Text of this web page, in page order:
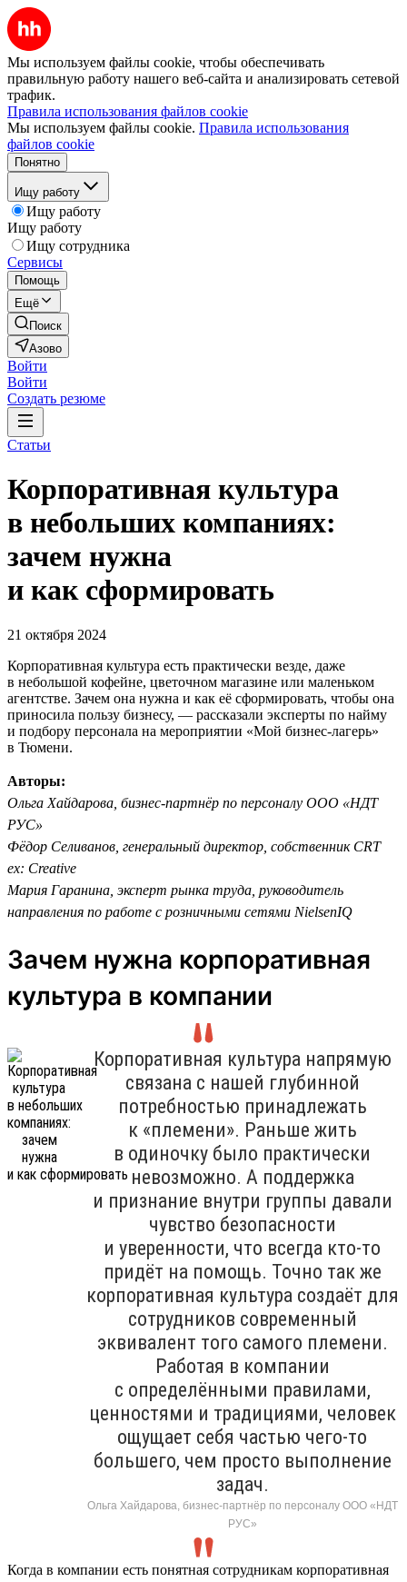
Мы используем файлы cookie, чтобы обеспечивать
правильную работу нашего веб-сайта и анализировать сетевой
трафик.
Правила использования файлов cookie
Мы используем файлы cookie. Правила использования
файлов cookie
Понятно
Ищу работу
Ищу работу
Ищу работу
Ищу сотрудника
Сервисы
Помощь
Ещё
Поиск
Азово
Войти
Войти
Создать резюме
Статьи
Корпоративная культура
в небольших компаниях:
зачем нужна
и как сформировать
21 октября 2024
Корпоративная культура есть практически везде, даже
в небольшой кофейне, цветочном магазине или маленьком
агентстве. Зачем она нужна и как её сформировать, чтобы она
приносила пользу бизнесу, — рассказали эксперты по найму
и подбору персонала на мероприятии «Мой бизнес-лагерь»
в Тюмени.
Авторы:
Ольга Хайдарова, бизнес-партнёр по персоналу ООО «НДТ
РУС»
Фёдор Селиванов, генеральный директор, собственник CRT
ex: Creative
Мария Гаранина, эксперт рынка труда, руководитель
направления по работе с розничными сетями NielsenIQ
Зачем нужна корпоративная
культура в компании
Корпоративная культура напрямую
связана с нашей глубинной
потребностью принадлежать
к «племени». Раньше жить
в одиночку было практически
невозможно. А поддержка
и признание внутри группы давали
чувство безопасности
и уверенности, что всегда кто-то
придёт на помощь. Точно так же
корпоративная культура создаёт для
сотрудников современный
эквивалент того самого племени.
Работая в компании
с определёнными правилами,
ценностями и традициями, человек
ощущает себя частью чего-то
большего, чем просто выполнение
задач.
Ольга Хайдарова, бизнес-партнёр по персоналу ООО «НДТ
РУС»
Когда в компании есть понятная сотрудникам корпоративная